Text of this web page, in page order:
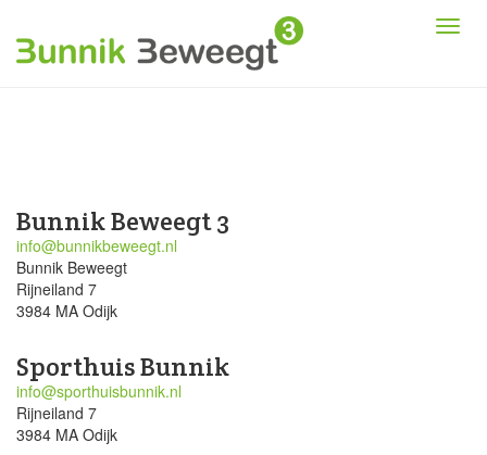
Bunnik Beweegt 3
info@bunnikbeweegt.nl
Bunnik Beweegt
Rijneiland 7
3984 MA Odijk
Sporthuis Bunnik
info@sporthuisbunnik.nl
Rijneiland 7
3984 MA Odijk